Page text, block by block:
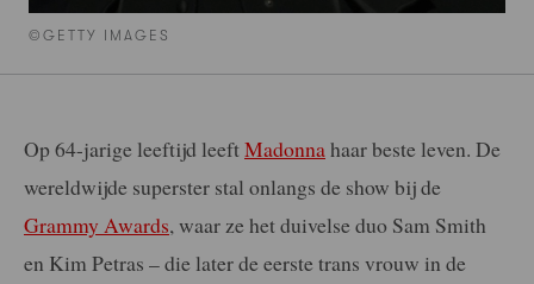
©GETTY IMAGES
Op 64-jarige leeftijd leeftMadonna haar beste leven. De
wereldwijde superster stal onlangs de show bij de
Grammy Awards, waar ze het duivelse duo Sam Smith
en Kim Petras – die later de eerste trans vrouw in de